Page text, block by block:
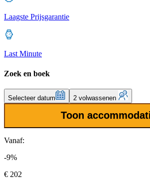
Laagste Prijsgarantie
Last Minute
Zoek en boek
Selecteer datum 2 volwassenen
Toon
Vanaf:
-9%
€ 202